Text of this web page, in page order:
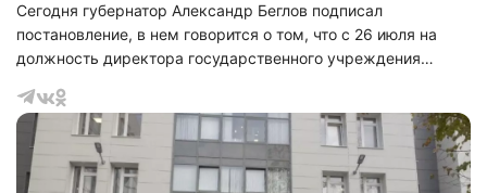
Сегодня губернатор Александр Беглов подписал
постановление, в нем говорится о том, что с 26 июля на
должность директора государственного учреждения
страхования Санкт-Петербурга» назначен Константин
Николаевич<span>&nbsp;</span><span>Звоник</span>.
Нажимая на кнопку "Отправить" вы
соглашаетесь сполитикой конфиденциальности